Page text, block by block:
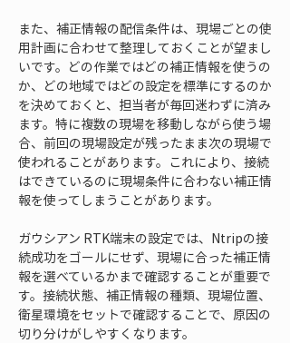
また、補正情報の配信条件は、現場ごとの使
用計画に合わせて整理しておくことが望まし
いです。どの作業ではどの補正情報を使うの
か、どの地域ではどの設定を標準にするのか
を決めておくと、担当者が毎回迷わずに済み
ます。特に複数の現場を移動しながら使う場
合、前回の現場設定が残ったまま次の現場で
使われることがあります。これにより、接続
はできているのに現場条件に合わない補正情
報を使ってしまうことがあります。
ガウシアン RTK端末の設定では、Ntripの接
続成功をゴールにせず、現場に合った補正情
報を選べているかまで確認することが重要で
す。接続状態、補正情報の種類、現場位置、
衛星環境をセットで確認することで、原因の
切り分けがしやすくなります。